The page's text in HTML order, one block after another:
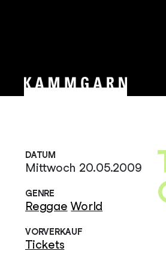
DATUM
Mittwoch 20.05.2009
GENRE
Reggae World
VORVERKAUF
Tickets